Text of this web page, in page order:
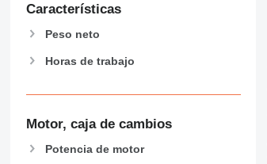
Características
Peso neto
Horas de trabajo
Motor, caja de cambios
Potencia de motor